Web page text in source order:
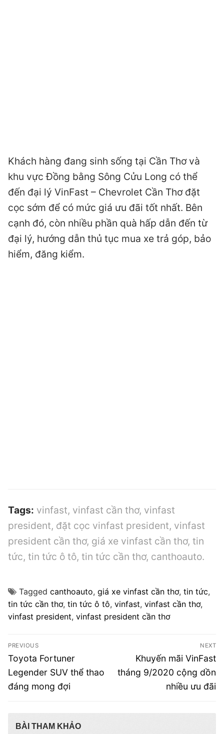
Khách hàng đang sinh sống tại Cần Thơ và
khu vực Đồng bằng Sông Cửu Long có thể
đến đại lý VinFast – Chevrolet Cần Thơ đặt
cọc sớm để có mức giá ưu đãi tốt nhất. Bên
cạnh đó, còn nhiều phần quà hấp dẫn đến từ
đại lý, hướng dẫn thủ tục mua xe trả góp, bảo
hiểm, đăng kiểm.
Tags: vinfast, vinfast cần thơ, vinfast
president, đặt cọc vinfast president, vinfast
president cần thơ, giá xe vinfast cần thơ, tin
tức, tin tức ô tô, tin tức cần thơ, canthoauto.
Tagged canthoauto, giá xe vinfast cần thơ, tin tức,
tin tức cần thơ, tin tức ô tô, vinfast, vinfast cần thơ,
vinfast president, vinfast president cần thơ
Điều
hướng
bài
viết
PREVIOUS
Previous
post:
Toyota Fortuner
Legender SUV thể thao
đáng mong đợi
NEXT
Next
post:
Khuyến mãi VinFast
tháng 9/2020 cộng dồn
nhiều ưu đãi
BÀI THAM KHẢO